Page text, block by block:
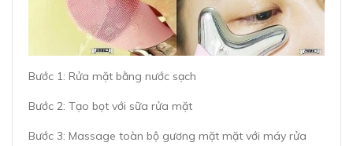
Bước 1: Rửa mặt bằng nước sạch
Bước 2: Tạo bọt với sữa rửa mặt
Bước 3: Massage toàn bộ gương mặt mặt với máy rửa